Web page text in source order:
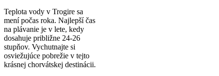
Teplota vody v Trogire sa
mení počas roka. Najlepší čas
na plávanie je v lete, kedy
dosahuje približne 24-26
stupňov. Vychutnajte si
osviežujúce pobrežie v tejto
krásnej chorvátskej destinácii.